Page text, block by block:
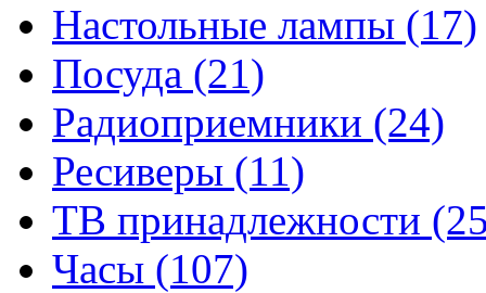
Настольные лампы (17)
Посуда (21)
Радиоприемники (24)
Ресиверы (11)
ТВ принадлежности
Часы (107)